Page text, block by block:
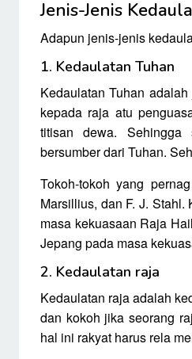
Jenis-Jenis
Adapun jenis-jenis
1. Kedaulatan Tuhan
Kedaulatan Tuhan
kepada raja atu
titisan dewa. Sehingga
bersumber dari Tuhan.
Tokoh-tokoh yang
Marsillius, dan F. J.
masa kekuasaan Raja
Jepang pada masa
2. Kedaulatan raja
Kedaulatan raja adalah
dan kokoh jika seorang
hal ini rakyat harus rela